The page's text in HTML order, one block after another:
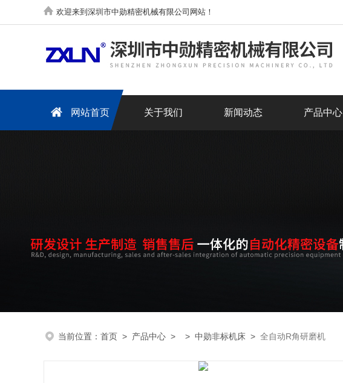
欢迎来到深圳市中勋精密机械有限公司网站！
网站首页 关于我们 新闻动态 产品中心
当前位置： 首页 > 产品中心 > > 中勋非标机床 > 全自动R角研磨机